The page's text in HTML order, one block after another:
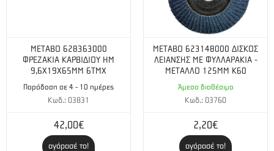
METABO 628363000
ΦΡΕΖΑΚΙΑ ΚΑΡΒΙΔΙΟΥ ΗΜ
9,6Χ19Χ65ΜΜ 6ΤΜΧ
Παράδοση σε 4 - 10 ημέρες
Κωδ.: 03831
42,00€
αγόρασέ το!
METABO 623148000 ΔΙΣΚΟΣ
ΛΕΙΑΝΣΗΣ ΜΕ ΦΥΛΛΑΡΑΚΙΑ -
ΜΕΤΑΛΛΟ 125MM K60
Άμεσα διαθέσιμο
Κωδ.: 03760
2,20€
αγόρασέ το!